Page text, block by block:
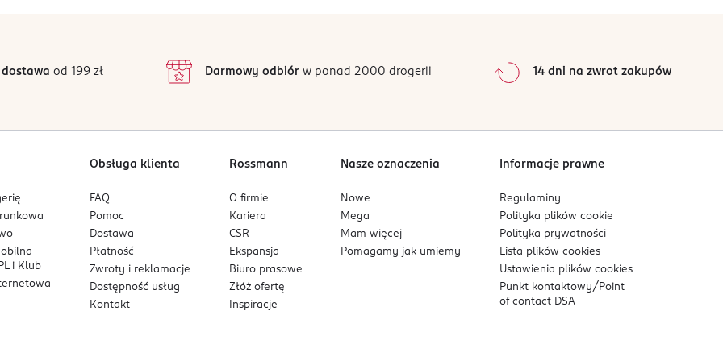
2
1
0%
Sortowanie wgdata: od najnowszej
od 199 zł Darmowy odbiórw ponad 2000 drogerii 14 dni na zwrot zakupów
i Klub
Obsługa klienta
FAQ
Pomoc
Dostawa
Płatność
Zwroty i reklamacje
Dostępność usług
Kontakt
Rossmann
O firmie
Kariera
CSR
Ekspansja
Biuro prasowe
Złóż ofertę
Inspiracje
Nasze oznaczenia
Nowe
Mega
Mam więcej
Pomagamy jak umiemy
Informacje prawne
Regulaminy
Polityka plikówcookie
Polityka prywatności
Lista plikówcookies
Ustawienia plikówcookies
Punkt kontaktowy/ Point
of contact DSA